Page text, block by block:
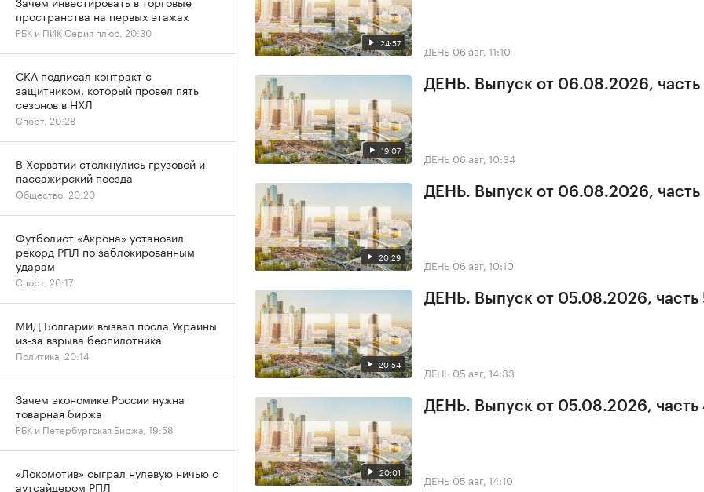
24:57 ДЕНЬ 06 авг, 11:10
19:07
ДЕНЬ. Выпуск от 06.08.2026, часть
ДЕНЬ 06 авг, 10:34
20:29
ДЕНЬ. Выпуск от 06.08.2026, часть
ДЕНЬ 06 авг, 10:10
20:54
ДЕНЬ. Выпуск от 05.08.2026, часть
ДЕНЬ 05 авг, 14:33
20:01
ДЕНЬ. Выпуск от 05.08.2026, часть
ДЕНЬ 05 авг, 14:10
пространства на первых этажах
РБК и ПИК Серия плюс, 20:30
СКА подписал контракт с
защитником, который провел пять
сезонов в НХЛ
Спорт, 20:28
В Хорватии столкнулись грузовой и
пассажирский поезда
Общество, 20:20
Футболист «Акрона» установил
рекорд РПЛ по заблокированным
ударам
Спорт, 20:17
МИД Болгарии вызвал посла Украины
из-за взрыва беспилотника
Политика, 20:14
Зачем экономике России нужна
товарная биржа
РБК и Петербургская Биржа, 19:58
«Локомотив» сыграл нулевую ничью с
аутсайдером РПЛ